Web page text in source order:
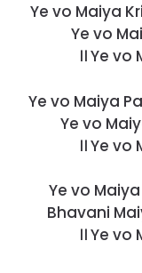
Ye vo Maiya
Ye vo
।। Ye
Ye vo Maiya
Ye vo
।। Ye
Ye vo
Bhavani
।। Ye